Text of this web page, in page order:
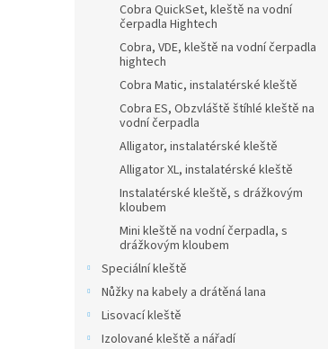
Cobra QuickSet, kleště na vodní
čerpadla Hightech
Cobra, VDE, kleště na vodní čerpadla
hightech
Cobra Matic, instalatérské kleště
Cobra ES, Obzvláště štíhlé kleště na
vodní čerpadla
Alligator, instalatérské kleště
Alligator XL, instalatérské kleště
Instalatérské kleště, s drážkovým
kloubem
Mini kleště na vodní čerpadla, s
drážkovým kloubem
Speciální kleště
Nůžky na kabely a drátěná lana
Lisovací kleště
Izolované kleště a nářadí